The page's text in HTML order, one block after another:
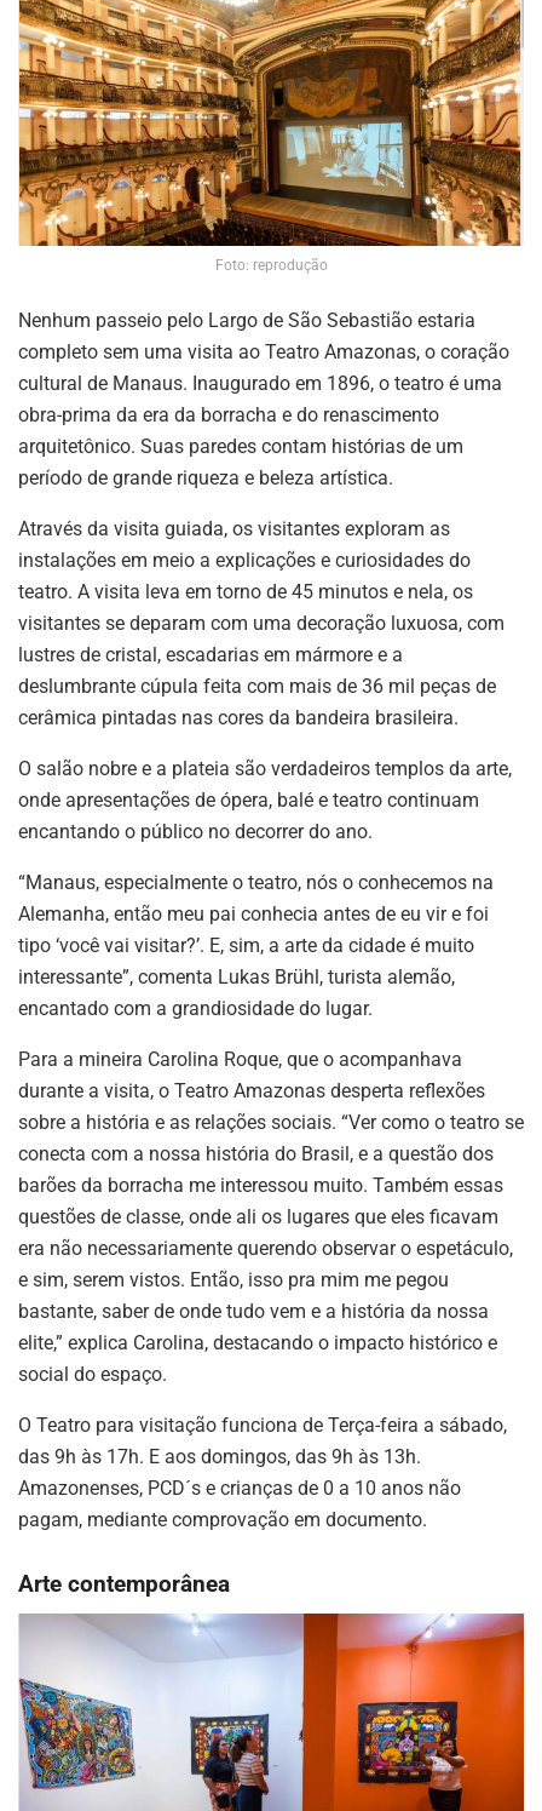
Foto: reprodução
Nenhum passeio pelo Largo de São Sebastião estaria
completo sem uma visita ao Teatro Amazonas, o coração
cultural de Manaus. Inaugurado em 1896, o teatro é uma
obra-prima da era da borracha e do renascimento
arquitetônico. Suas paredes contam histórias de um
período de grande riqueza e beleza artística.
Através da visita guiada, os visitantes exploram as
instalações em meio a explicações e curiosidades do
teatro. A visita leva em torno de 45 minutos e nela, os
visitantes se deparam com uma decoração luxuosa, com
lustres de cristal, escadarias em mármore e a
deslumbrante cúpula feita com mais de 36 mil peças de
cerâmica pintadas nas cores da bandeira brasileira.
O salão nobre e a plateia são verdadeiros templos da arte,
onde apresentações de ópera, balé e teatro continuam
encantando o público no decorrer do ano.
“Manaus, especialmente o teatro, nós o conhecemos na
Alemanha, então meu pai conhecia antes de eu vir e foi
tipo ‘você vai visitar?’. E, sim, a arte da cidade é muito
interessante”, comenta Lukas Brühl, turista alemão,
encantado com a grandiosidade do lugar.
Para a mineira Carolina Roque, que o acompanhava
durante a visita, o Teatro Amazonas desperta reflexões
sobre a história e as relações sociais. “Ver como o teatro se
conecta com a nossa história do Brasil, e a questão dos
barões da borracha me interessou muito. Também essas
questões de classe, onde ali os lugares que eles ficavam
era não necessariamente querendo observar o espetáculo,
e sim, serem vistos. Então, isso pra mim me pegou
bastante, saber de onde tudo vem e a história da nossa
elite,” explica Carolina, destacando o impacto histórico e
social do espaço.
O Teatro para visitação funciona de Terça-feira a sábado,
das 9h às 17h. E aos domingos, das 9h às 13h.
Amazonenses, PCD´s e crianças de 0 a 10 anos não
pagam, mediante comprovação em documento.
Arte contemporânea